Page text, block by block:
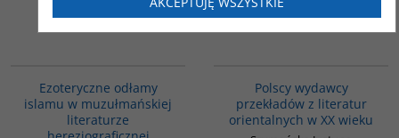
Ezoteryczne odłamy
islamu w muzułmańskiej
literaturze
Polscy wydawcy
przekładów z literatur
orientalnych w XX wieku